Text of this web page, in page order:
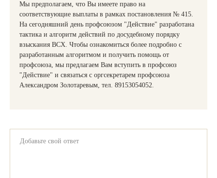
Мы предполагаем, что Вы имеете право на
соответствующие выплаты в рамках постановления № 415.
На сегодняшний день профсоюзом "Действие" разработана
тактика и алгоритм действий по досудебному порядку
взыскания ВСХ. Чтобы ознакомиться более подробно с
разработанным алгоритмом и получить помощь от
профсоюза, мы предлагаем Вам вступить в профсоюз
"Действие" и связаться с оргсекретарем профсоюза
Александром Золотаревым, тел. 89153054052.